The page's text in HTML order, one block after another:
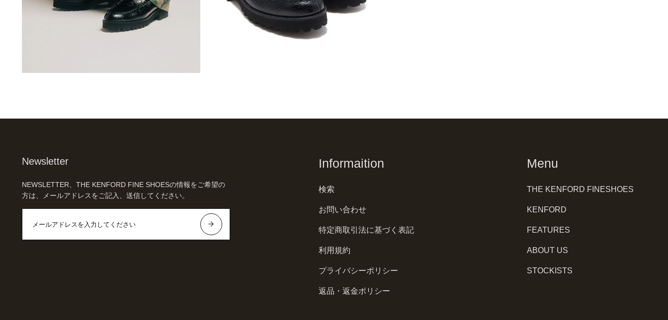
Newsletter
NEWSLETTER、THE KENFORD FINE SHOESの情報をご希望の
方は、メールアドレスをご記入、送信してください。
Informaition
検索
お問い合わせ
特定商取引法に基づく表記
利用規約
プライバシーポリシー
返品・返金ポリシー
Menu
THE KENFORD FINESHOES
KENFORD
FEATURES
ABOUT US
STOCKISTS